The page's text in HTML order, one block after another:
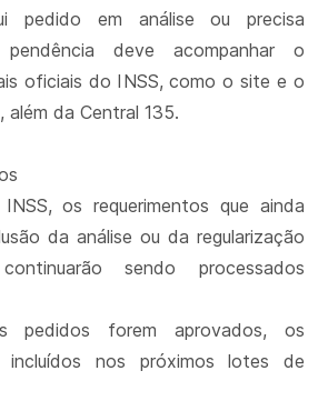
pedido em análise ou precisa
pendência deve acompanhar o
oficiais do INSS, como o site e o
além da Central 135.
os requerimentos que ainda
da análise ou da regularização
sendo processados
pedidos forem aprovados, os
incluídos nos próximos lotes de